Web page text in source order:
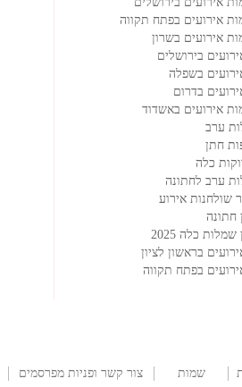
אירועים בפתח תקווה
אירועים בשרון
בירושלים
בשפלה
בדרום
אירועים באשדוד
ערב
חתן
כלה
ערב לחתונה
שולחנות אירוע
חתונה
שמלות כלה 2025
בראשון לציון
בפתח תקווה
שמות
צור קשר ופניות מפרסמים